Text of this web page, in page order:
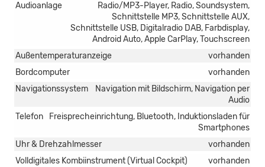
Audioanlage
Radio/MP3-Player, Radio, Soundsystem,
Schnittstelle MP3, Schnittstelle AUX,
Schnittstelle USB, Digitalradio DAB, Farbdisplay,
Android Auto, Apple CarPlay, Touchscreen
Außentemperaturanzeige
vorhanden
Bordcomputer
vorhanden
Navigationssystem
Navigation mit Bildschirm, Navigation per
Audio
Telefon
Freisprecheinrichtung, Bluetooth, Induktionsladen für
Smartphones
Uhr & Drehzahlmesser
vorhanden
Volldigitales Kombiinstrument (Virtual Cockpit)
vorhanden